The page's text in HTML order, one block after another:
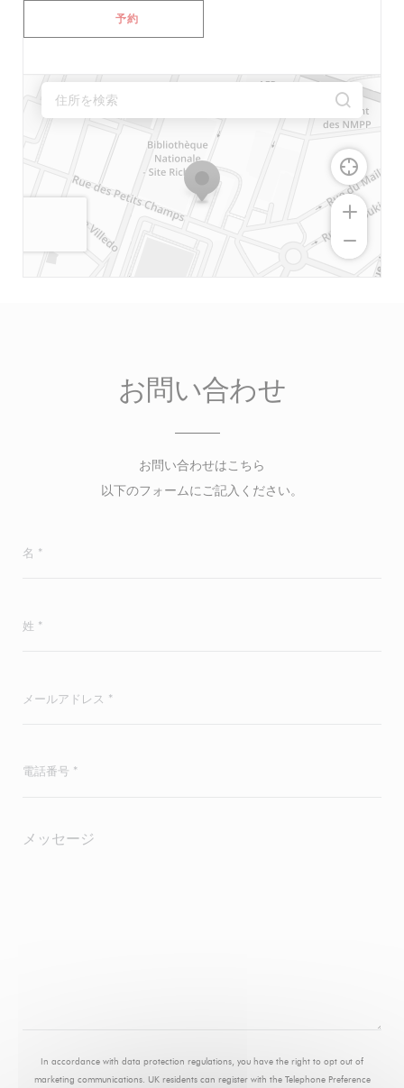
予約
お問い合わせ
お問い合わせはこちら
以下のフォームにご記入ください。
In accordance with data protection regulations, you have the right to opt out of
marketing communications. UK residents can register with the Telephone Preference